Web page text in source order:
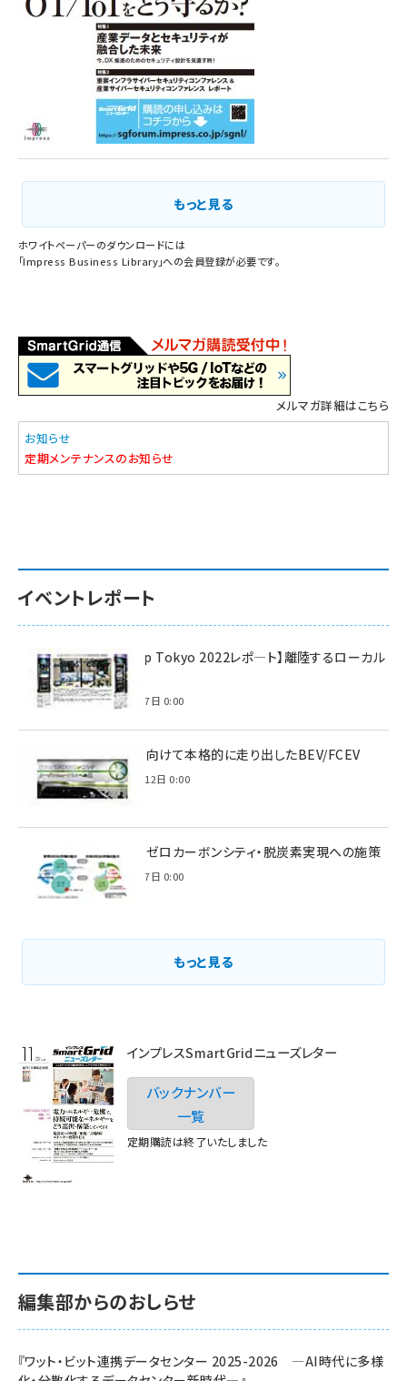
もっと見る
ホワイトペーパーのダウンロードには
「Impress Business Library」への会員登録が必要です。
メルマガ詳細はこちら
お知らせ
定期メンテナンスのお知らせ
イベントレポート
【Interop Tokyo 2022レポ—ト】離陸するローカル
5G！
2022年7月7日 0:00
脱炭素に向けて本格的に走り出したBEV/FCEV
2022年6月12日 0:00
環境省のゼロカーボンシティ・脱炭素実現への施策
2021年3月7日 0:00
もっと見る
インプレスSmartGridニューズレター
バックナンバー
一覧
定期購読は終了いたしました
編集部からのおしらせ
『ワット・ビット連携データセンター 2025-2026 ―AI時代に多様